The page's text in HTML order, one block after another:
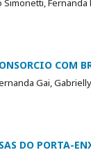
COM
Gai,
DO PORTA-